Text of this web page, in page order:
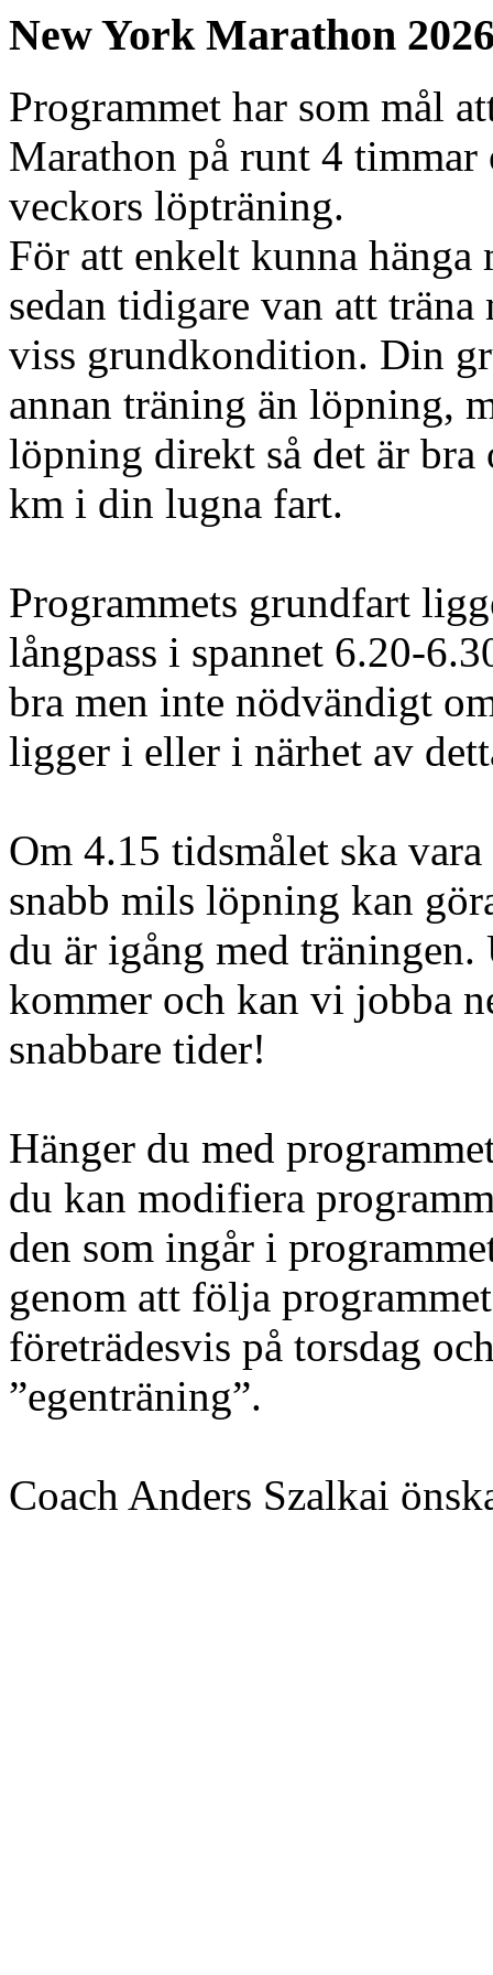
New York Marathon
Programmet har som mål
Marathon på runt 4
veckors löpträning.
För att enkelt kunna hänga
sedan tidigare van att
viss grundkondition. Din
annan träning än löpning,
löpning direkt så det är
km i din lugna fart.
Programmets grundfart
långpass i spannet 6.20-
bra men inte nödvändigt
ligger i eller i närhet av
Om 4.15 tidsmålet ska
snabb mils löpning kan
du är igång med
kommer och kan vi jobba
snabbare tider!
Hänger du med
du kan modifiera
den som ingår i
genom att följa
företrädesvis på torsdag
”egenträning”.
Coach Anders Szalkai